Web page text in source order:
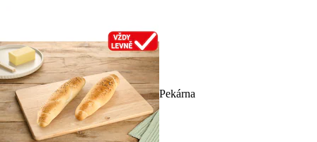
Pekárna